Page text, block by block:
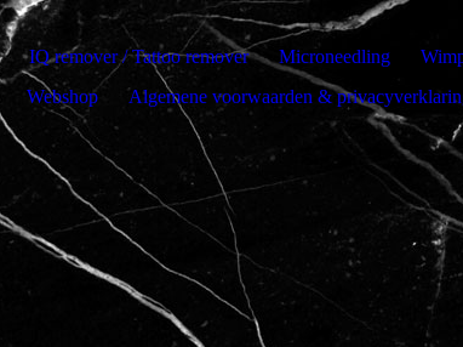
IQ remover / Tattoo remover Microneedling
Webshop Algemene voorwaarden &